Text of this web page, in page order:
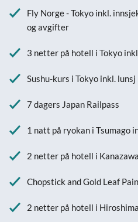
Fly Norge - Tokyo inkl.
og avgifter
3 netter på hotell i Tokyo
Sushu-kurs i Tokyo inkl. lunsj
7 dagers Japan Railpass
1 natt på ryokan i Tsumago
2 netter på hotell i
Chopstick and Gold Leaf
2 netter på hotell i